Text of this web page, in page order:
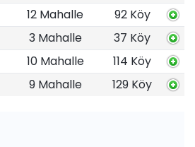
12 Mahalle
92 Köy
3 Mahalle
37 Köy
10 Mahalle
114 Köy
9 Mahalle 129 Köy